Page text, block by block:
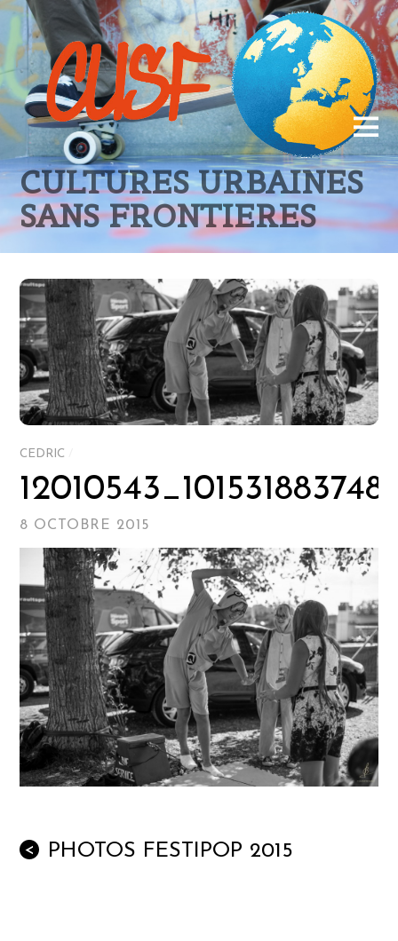
CULTURES URBAINES
SANS FRONTIERES
CEDRIC
8 OCTOBRE 2015
< PHOTOS FESTIPOP 2015